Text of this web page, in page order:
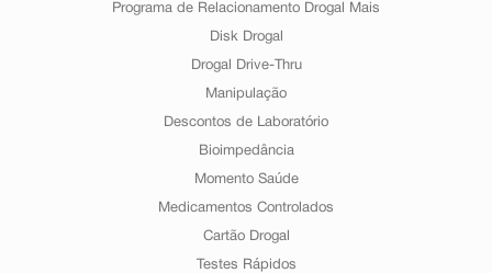
Programa de Relacionamento Drogal Mais
Disk Drogal
Drogal Drive-Thru
Manipulação
Descontos de Laboratório
Bioimpedância
Momento Saúde
Medicamentos Controlados
Cartão Drogal
Testes Rápidos